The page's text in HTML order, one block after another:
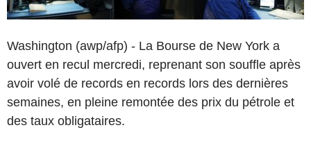
Washington (awp/afp) - La Bourse de New York a
ouvert en recul mercredi, reprenant son souffle après
avoir volé de records en records lors des dernières
semaines, en pleine remontée des prix du pétrole et
des taux obligataires.